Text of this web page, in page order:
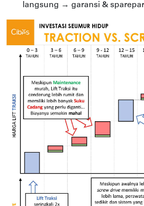
langsung → garansi &